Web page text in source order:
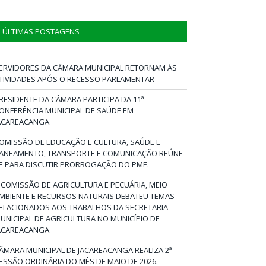
ÚLTIMAS POSTAGENS
DA CÂMARA MUNICIPAL RETORNAM ÀS
APÓS O RECESSO PARLAMENTAR
DA CÂMARA PARTICIPA DA 11ª
MUNICIPAL DE SAÚDE EM
DE EDUCAÇÃO E CULTURA, SAÚDE E
TRANSPORTE E COMUNICAÇÃO REÚNE-
PARA DISCUTIR PRORROGAÇÃO DO PME.
DE AGRICULTURA E PECUÁRIA, MEIO
E RECURSOS NATURAIS DEBATEU TEMAS
AOS TRABALHOS DA SECRETARIA
DE AGRICULTURA NO MUNICÍPIO DE
MUNICIPAL DE JACAREACANGA REALIZA 2ª
ORDINÁRIA DO MÊS DE MAIO DE 2026.